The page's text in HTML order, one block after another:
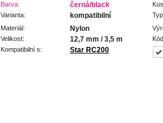
Barva: černá/black
Varianta: kompatibilní
Materiál: Nylon
Velikost: 12,7 mm / 3,5 m
Kompatibilní s: Star RC200